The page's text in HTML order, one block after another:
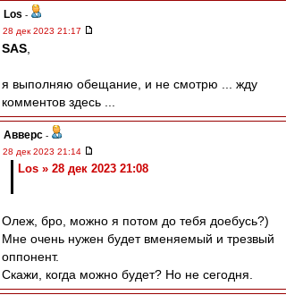
Los -
28 дек 2023 21:17
SAS
я выполняю обещание, и не смотрю ... жду
комментов здесь ...
Авверс -
28 дек 2023 21:14
Los » 28 дек 2023 21:08
Олеж, бро, можно я потом до тебя доебусь?)
Мне очень нужен будет вменяемый и трезвый
оппонент.
Скажи, когда можно будет? Но не сегодня.